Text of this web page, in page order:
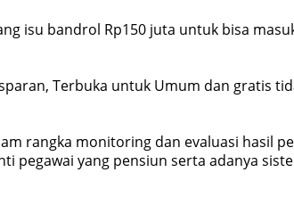
isu bandrol Rp150 juta untuk bisa
Terbuka untuk Umum dan gratis
rangka monitoring dan evaluasi hasil
yang pensiun serta adanya